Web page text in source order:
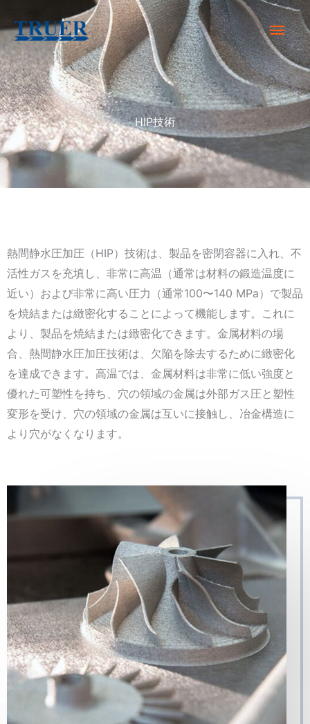
容
を
ス
キ
ッ
プ
メ
イ
ン
メ
ニ
HIP技術
熱間静水圧加圧（HIP）技術は、製品を密閉容器に入れ、不
活性ガスを充填し、非常に高温（通常は材料の鍛造温度に
近い）および非常に高い圧力（通常100〜140 MPa）で製品
を焼結または緻密化することによって機能します。これに
より、製品を焼結または緻密化できます。金属材料の場
合、熱間静水圧加圧技術は、欠陥を除去するために緻密化
を達成できます。高温では、金属材料は非常に低い強度と
優れた可塑性を持ち、穴の領域の金属は外部ガス圧と塑性
変形を受け、穴の領域の金属は互いに接触し、冶金構造に
より穴がなくなります。